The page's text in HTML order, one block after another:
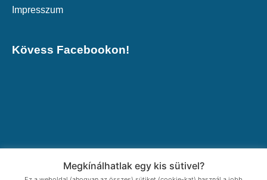
Impresszum
Kövess Facebookon!
Megkínálhatlak egy kis sütivel?